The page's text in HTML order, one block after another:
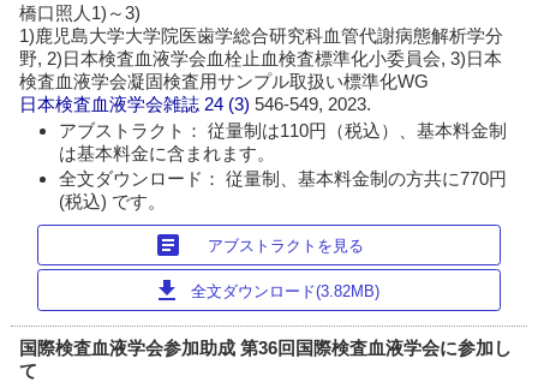
橋口照人1)～3)
1)鹿児島大学大学院医歯学総合研究科血管代謝病態解析学分
野, 2)日本検査血液学会血栓止血検査標準化小委員会, 3)日本
検査血液学会凝固検査用サンプル取扱い標準化WG
日本検査血液学会雑誌 24 (3)546-549, 2023.
アブストラクト： 従量制は110円（税込）、基本料金制
は基本料金に含まれます。
全文ダウンロード： 従量制、基本料金制の方共に770円
(税込) です。
article アブストラクトを見る
download 全文ダウンロード(3.82MB)
国際検査血液学会参加助成 第36回国際検査血液学会に参加し
て